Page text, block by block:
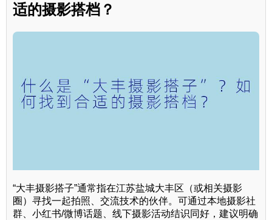
适的摄影搭档？
“大丰摄影搭子”通常指在江苏盐城大丰区（或相关摄影
圈）寻找一起拍照、交流技术的伙伴。可通过本地摄影社
群、小红书/微博话题、线下摄影活动结识同好，建议明确